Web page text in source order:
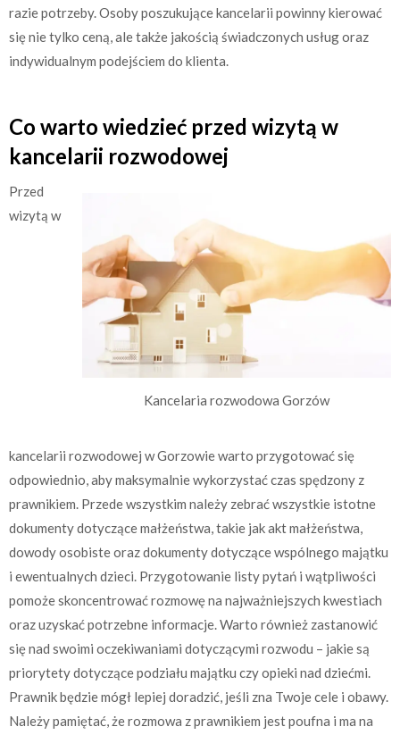
razie potrzeby. Osoby poszukujące kancelarii powinny kierować
się nie tylko ceną, ale także jakością świadczonych usług oraz
indywidualnym podejściem do klienta.
Co warto wiedzieć przed wizytą w
kancelarii rozwodowej
Kancelaria rozwodowa Gorzów
Przed
wizytą w
kancelarii rozwodowej w Gorzowie warto przygotować się
odpowiednio, aby maksymalnie wykorzystać czas spędzony z
prawnikiem. Przede wszystkim należy zebrać wszystkie istotne
dokumenty dotyczące małżeństwa, takie jak akt małżeństwa,
dowody osobiste oraz dokumenty dotyczące wspólnego majątku
i ewentualnych dzieci. Przygotowanie listy pytań i wątpliwości
pomoże skoncentrować rozmowę na najważniejszych kwestiach
oraz uzyskać potrzebne informacje. Warto również zastanowić
się nad swoimi oczekiwaniami dotyczącymi rozwodu – jakie są
priorytety dotyczące podziału majątku czy opieki nad dziećmi.
Prawnik będzie mógł lepiej doradzić, jeśli zna Twoje cele i obawy.
Należy pamiętać, że rozmowa z prawnikiem jest poufna i ma na